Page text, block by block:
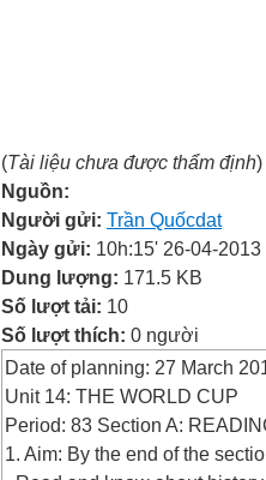
(Tài liệu chưa được thẩm định)
Nguồn:
Người gửi: Trần Quốcdat
Ngày gửi: 10h:15' 26-04-2013
Dung lượng: 171.5 KB
Số lượt tải: 10
Số lượt thích: 0 người
Date of planning: 27 March
Unit 14: THE WORLD CUP
Period: 83 Section A:
1. Aim: By the end of the